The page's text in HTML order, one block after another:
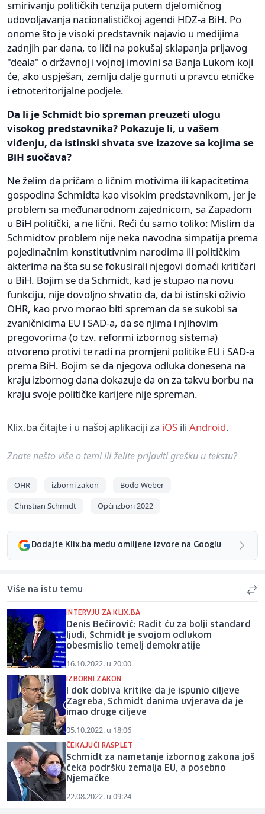
smirivanju političkih tenzija putem djelomičnog
udovoljavanja nacionalističkoj agendi HDZ-a BiH. Po
onome što je visoki predstavnik najavio u medijima
zadnjih par dana, to liči na pokušaj sklapanja prljavog
"deala" o državnoj i vojnoj imovini sa Banja Lukom koji
će, ako uspješan, zemlju dalje gurnuti u pravcu etničke
i etnoteritorijalne podjele.
Da li je Schmidt bio spreman preuzeti ulogu
visokog predstavnika? Pokazuje li, u vašem
viđenju, da istinski shvata sve izazove sa kojima se
BiH suočava?
Ne želim da pričam o ličnim motivima ili kapacitetima
gospodina Schmidta kao visokim predstavnikom, jer je
problem sa međunarodnom zajednicom, sa Zapadom
u BiH politički, a ne lični. Reći ću samo toliko: Mislim da
Schmidtov problem nije neka navodna simpatija prema
pojedinačnim konstitutivnim narodima ili političkim
akterima na šta su se fokusirali njegovi domaći kritičari
u BiH. Bojim se da Schmidt, kad je stupao na novu
funkciju, nije dovoljno shvatio da, da bi istinski oživio
OHR, kao prvo morao biti spreman da se sukobi sa
zvaničnicima EU i SAD-a, da se njima i njihovim
pregovorima (o tzv. reformi izbornog sistema)
otvoreno protivi te radi na promjeni politike EU i SAD-a
prema BiH. Bojim se da njegova odluka donesena na
kraju izbornog dana dokazuje da on za takvu borbu na
kraju svoje političke karijere nije spreman.
Klix.ba čitajte i u našoj aplikaciji za iOS ili Android.
Znate nešto više o temi ili želite prijaviti grešku u tekstu?
OHR izborni zakon
Bodo Weber
Christian Schmidt
Opći izbori 2022
Dodajte Klix.ba među omiljene izvore na Googlu
Više na istu temu
INTERVJU ZA KLIX.BA
Denis Bećirović: Radit ću za bolji standard
ljudi, Schmidt je svojom odlukom
obesmislio temelj demokratije
16.10.2022. u 20:00
IZBORNI ZAKON
I dok dobiva kritike da je ispunio ciljeve
Zagreba, Schmidt danima uvjerava da je
imao druge ciljeve
05.10.2022. u 18:06
ČEKAJUĆI RASPLET
Schmidt za nametanje izbornog zakona još
čeka podršku zemalja EU, a posebno
Njemačke
22.08.2022. u 09:24